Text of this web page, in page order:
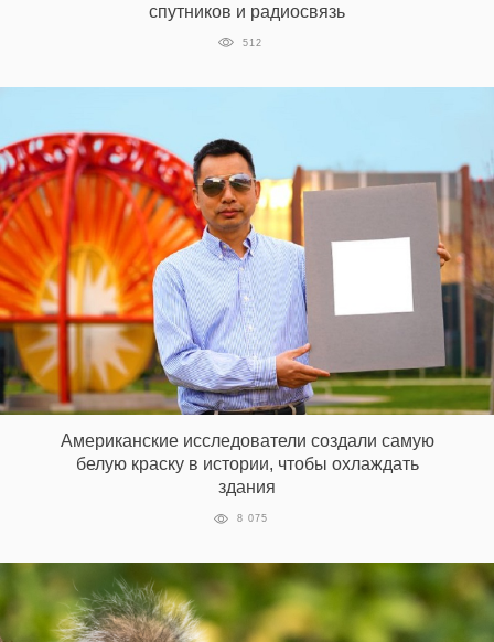
спутников и радиосвязь
512
Американские исследователи создали самую
белую краску в истории, чтобы охлаждать
здания
8 075